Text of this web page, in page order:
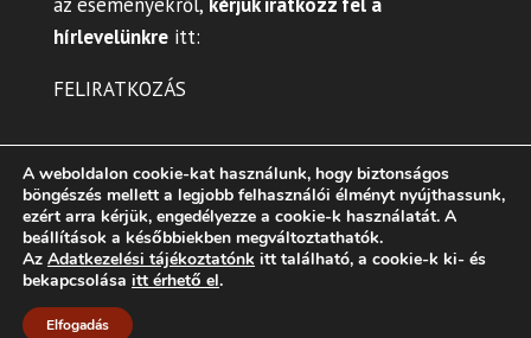
az eseményekről, kérjük iratkozz fel a
hírlevelünkreitt:
FELIRATKOZÁS
Dizájn:
A weboldalon cookie-kat használunk, hogy biztonságos
böngészés mellett a legjobb felhasználói élményt nyújthassunk,
ezért arra kérjük, engedélyezze a cookie-k használatát. A
beállítások a későbbiekben megváltoztathatók.
Az Adatkezelési tájékoztatónk itt található, a cookie-k ki- és
bekapcsolása itt érhető el.
Elfogadás